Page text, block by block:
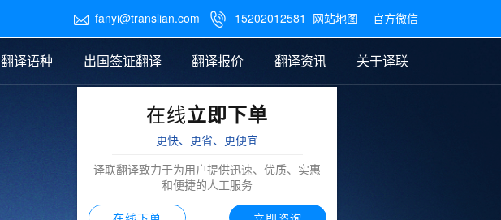
 fanyi@translian.com  15202012581 网站地图 官方微信
图纸翻译
翻译语种 出国签证翻译 翻译报价
笔译翻译报价
翻译资讯
公证样本
关于译联
在线立即下单
更快、更省、更便宜
译联翻译致力于为用户提供迅速、优质、实惠
和便捷的人工服务